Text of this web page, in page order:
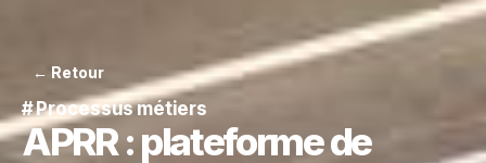
← Retour
#Processus métiers
APRR : plateforme de